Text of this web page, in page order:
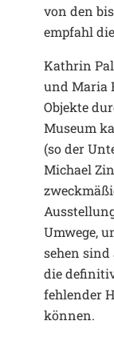
von den
empfahl
Kathrin
und Maria
Objekte
Museum
(so der
Michael
Umwege,
sehen sind
die
fehlender
können.